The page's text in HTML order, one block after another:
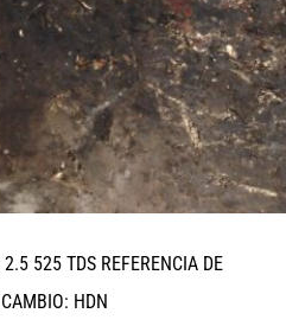
525 TDS REFERENCIA DE
HDN